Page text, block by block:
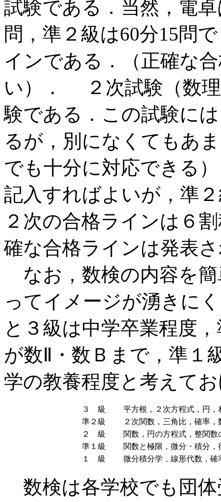
試験である．当然，電
問，準２級は60分15問
インである．（正確な
い）． ２次試験（数理
験である．この試験に
るが，別になくてもあ
でも十分に対応できる
記入すればよいが，準
２次の合格ラインは６
確な合格ラインは発表
なお，数検の内容を
ってイメージが湧きに
と３級は中学卒業程度
が数Ⅱ・数Ｂまで，準１
学の教養程度と考えて
３ 級
平方根，２次方程式，円
準２級
２次関数，三角比，確率
２ 級
関数，円の方程式，整関
準１級
関数と極限，微分・積分
１ 級
微分積分学，線形代数，
数検は各学校でも団